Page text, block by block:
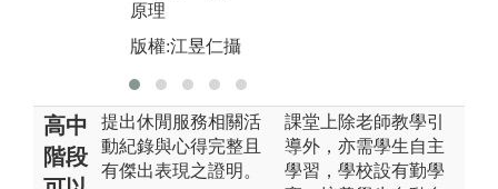
原理
版權:江昱仁攝
高中
階段
提出休閒服務相關活
動紀錄與心得完整且
有傑出表現之證明。
課堂上除老師教學引
導外，亦需學生自主
學習，學校設有勤學